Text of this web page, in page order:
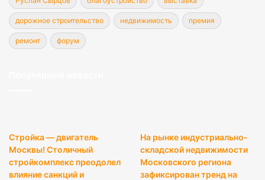
дорожное строительство недвижимость премия
ремонт форум
Стройка — двигатель
Москвы! Столичный
стройкомплекс преодолел
влияние санкций и
На рынке индустриально-
складской недвижимости
Московского региона
зафиксирован тренд на